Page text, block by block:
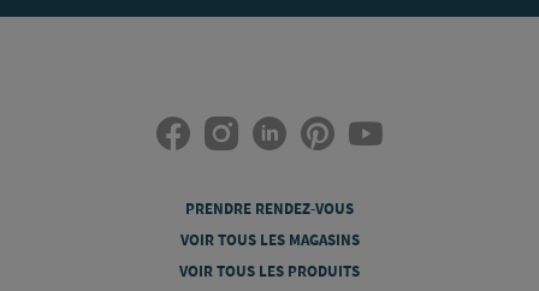
PRENDRE RENDEZ-VOUS
VOIR TOUS LES MAGASINS
VOIR TOUS LES PRODUITS